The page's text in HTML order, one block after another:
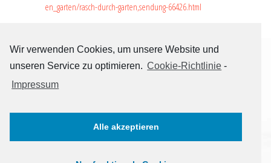
Wir verwenden Cookies, um unsere Website und
unseren Service zu optimieren. Cookie-Richtlinie -
Impressum
Alle akzeptieren
en_garten/rasch-durch-garten,sendung-66426.html